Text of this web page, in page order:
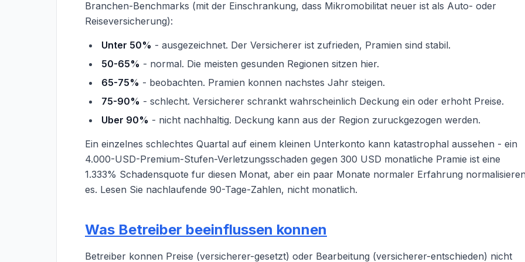
Branchen-Benchmarks (mit der Einschrankung, dass Mikromobilitat neuer ist als Auto- oder
Reiseversicherung):
Unter 50% - ausgezeichnet. Der Versicherer ist zufrieden, Pramien sind stabil.
50-65% - normal. Die meisten gesunden Regionen sitzen hier.
65-75% - beobachten. Pramien konnen nachstes Jahr steigen.
75-90% - schlecht. Versicherer schrankt wahrscheinlich Deckung ein oder erhoht Preise.
Uber 90% - nicht nachhaltig. Deckung kann aus der Region zuruckgezogen werden.
Ein einzelnes schlechtes Quartal auf einem kleinen Unterkonto kann katastrophal aussehen - ein
4.000-USD-Premium-Stufen-Verletzungsschaden gegen 300 USD monatliche Pramie ist eine
1.333% Schadensquote fur diesen Monat, aber ein paar Monate normaler Erfahrung
es. Lesen Sie nachlaufende 90-Tage-Zahlen, nicht monatlich.
Was Betreiber beeinflussen konnen
Betreiber konnen Preise (versicherer-gesetzt) oder Bearbeitung (versicherer-entschieden) nicht